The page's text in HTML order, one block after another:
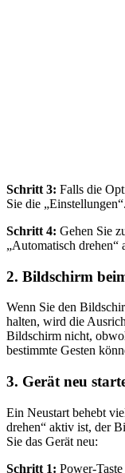
Schritt 3: Falls die
Sie die „Einstellungen“.
Schritt 4: Gehen Sie
„Automatisch drehen“
2. Bildschirm
Wenn Sie den
halten, wird die
Bildschirm nicht,
bestimmte Gesten
3. Gerät neu
Ein Neustart behebt
drehen“ aktiv ist, der
Sie das Gerät neu:
Schritt 1: